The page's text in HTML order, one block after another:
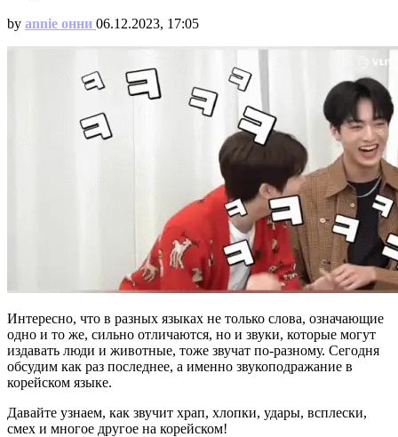
by annie онни 06.12.2023, 17:05
Интересно, что в разных языках не только слова, означающие
одно и то же, сильно отличаются, но и звуки, которые могут
издавать люди и животные, тоже звучат по-разному. Сегодня
обсудим как раз последнее, а именно звукоподражание в
корейском языке.
Давайте узнаем, как звучит храп, хлопки, удары, всплески,
смех и многое другое на корейском!